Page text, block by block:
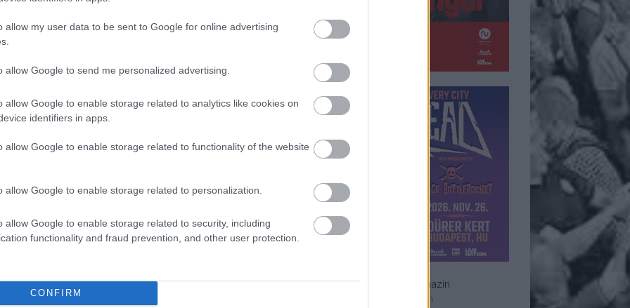
allow my user data to be sent to Google for online advertising
allow Google to send me personalized advertising.
allow Google to enable storage related to analytics like cookies on
identifiers in apps.
allow Google to enable storage related to functionality of the website
allow Google to enable storage related to personalization.
allow Google to enable storage related to security, including
functionality and fraud prevention, and other user protection.
CONFIRM
Rockzenei magazin
Impresszum